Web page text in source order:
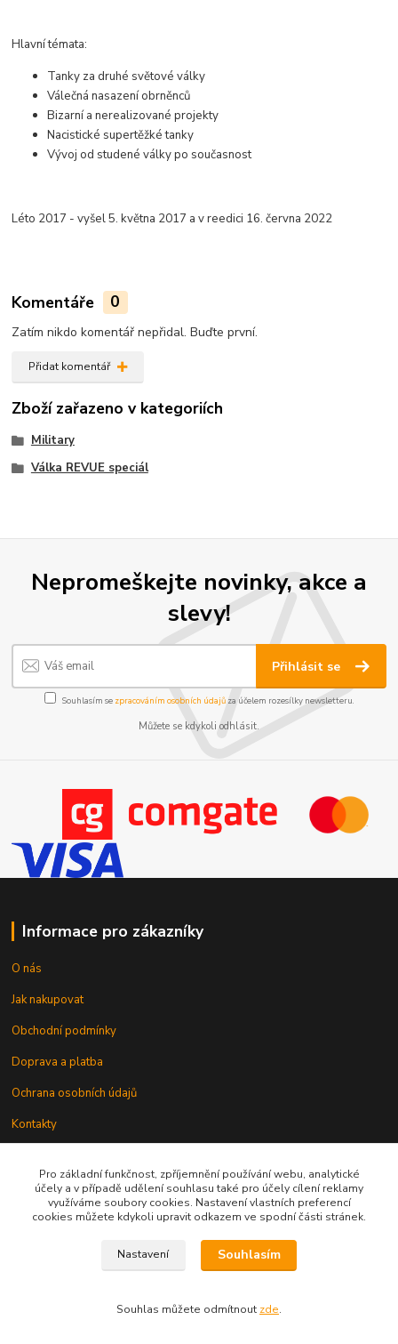
Hlavní témata:
Tanky za druhé světové války
Válečná nasazení obrněnců
Bizarní a nerealizované projekty
Nacistické supertěžké tanky
Vývoj od studené války po současnost
Léto 2017 - vyšel 5. května 2017 a v reedici 16. června 2022
Komentáře 0
Zatím nikdo komentář nepřidal. Buďte první.
Přidat komentář
Zboží zařazeno v kategoriích
Military
Válka REVUE speciál
Nepromeškejte novinky, akce a
slevy!
Přihlásit se
Souhlasím se zpracováním osobních údajůza účelem rozesílky newsletteru.
Můžete se kdykoli odhlásit.
Informace pro zákazníky
O nás
Jak nakupovat
Obchodní podmínky
Doprava a platba
Ochrana osobních údajů
Kontakty
Pro základní funkčnost, zpříjemnění používání webu, analytické
účely a v případě udělení souhlasu také pro účely cílení reklamy
využíváme soubory cookies. Nastavení vlastních preferencí
cookies můžete kdykoli upravit odkazem ve spodní části stránek.
Nastavení Souhlasím
Souhlas můžete odmítnout zde.